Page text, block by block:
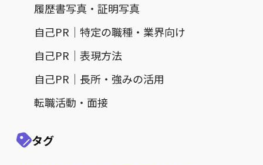
履歴書写真・証明写真
自己PR｜特定の職種・業界向け
自己PR｜表現方法
自己PR｜長所・強みの活用
転職活動・面接
タグ